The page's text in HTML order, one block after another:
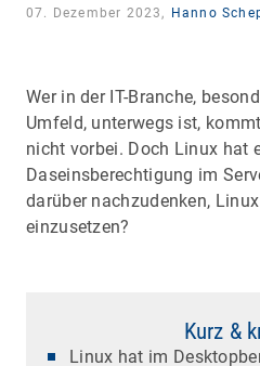
07. Dezember 2023, Hanno
Wer in der IT-Branche,
Umfeld, unterwegs ist,
nicht vorbei. Doch Linux hat
Daseinsberechtigung im
darüber nachzudenken,
einzusetzen?
Kurz &
Linux hat im